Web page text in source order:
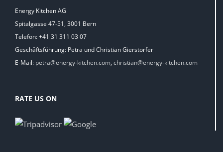
Energy Kitchen AG
Spitalgasse 47-51, 3001 Bern
Telefon: +41 31 311 03 07
Geschäftsführung: Petra und Christian Gierstorfer
E-Mail: petra@energy-kitchen.com, christian@energy-kitchen.com
RATE US ON